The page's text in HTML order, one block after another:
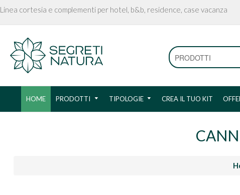
Linea cortesia e complementi per hotel, b&b, residence, case vacanza
HOME PRODOTTI TIPOLOGIE CREA IL TUO KIT